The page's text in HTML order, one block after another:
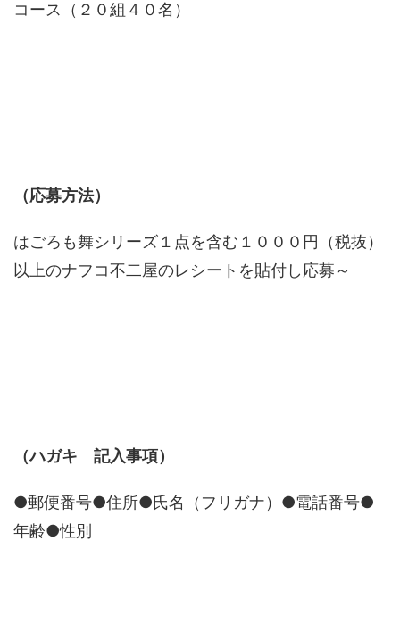
コース（２０組４０名）
（応募方法）
はごろも舞シリーズ１点を含む１０００円（税抜）
以上のナフコ不二屋のレシートを貼付し応募～
（ハガキ 記入事項）
●郵便番号●住所●氏名（フリガナ）●電話番号●
年齢●性別